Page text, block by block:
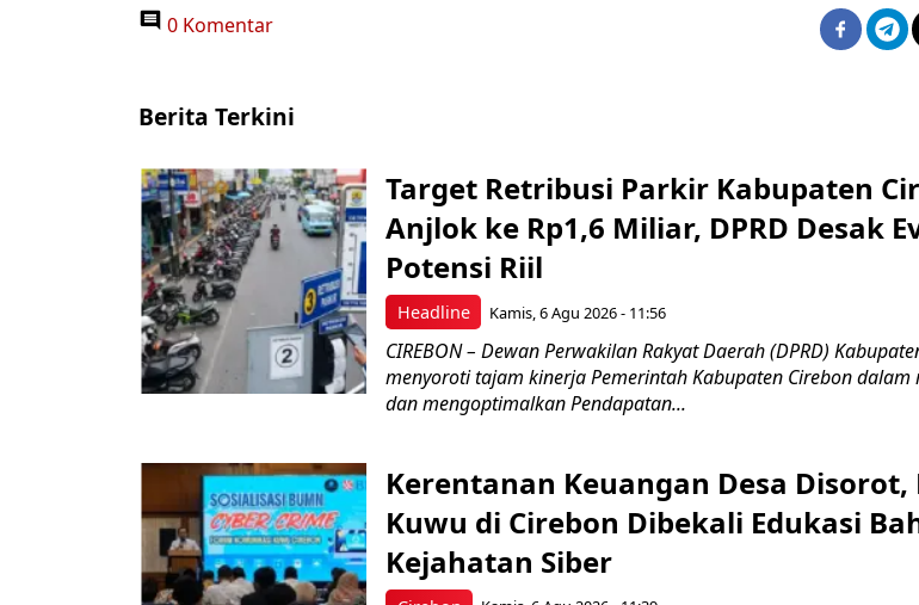
0 Komentar
Berita Terkini
Headline
Target Retribusi Parkir Kabupaten
Anjlok ke Rp1,6 Miliar, DPRD Desak
Potensi Riil
Kamis, 6 Agu 2026 - 11:56
CIREBON – Dewan Perwakilan Rakyat Daerah (DPRD)
menyoroti tajam kinerja Pemerintah Kabupaten Cirebon dalam
dan mengoptimalkan Pendapatan...
Kerentanan Keuangan Desa Disorot,
Kuwu di Cirebon Dibekali Edukasi
Kejahatan Siber